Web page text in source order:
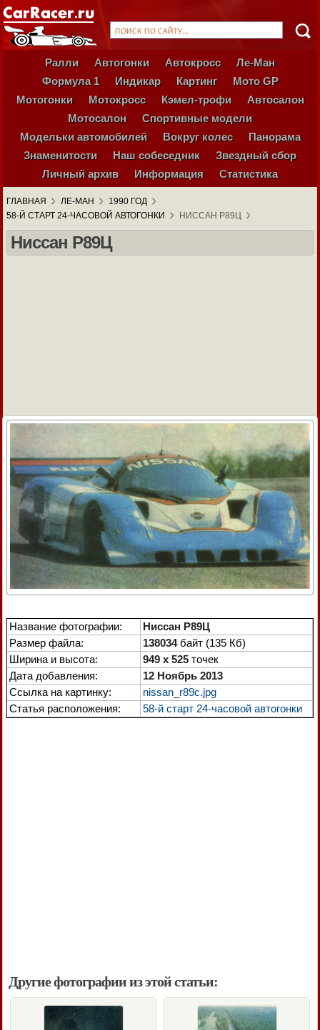
Ралли Автогонки Автокросс
Ле-Ман
Формула 1
Индикар Картинг
Мото GP
Мотогонки
Мотокросс Кэмел-трофи
Автосалон
Мотосалон
Спортивные модели
Модельки автомобилей
Вокруг колес
Панорама
Знаменитости
Наш собеседник
Звездный сбор
Личный архив
Информация Статистика
ГЛАВНАЯ ЛЕ-МАН
1990 ГОД
58-Й СТАРТ 24-ЧАСОВОЙ АВТОГОНКИ
НИССАН Р89Ц
Ниссан Р89Ц
Название фотографии:
Ниссан Р89Ц
Размер файла:
138034байт (135 Кб)
Ширина и высота:
949 x 525 точек
Дата добавления:
12 Ноябрь 2013
Ссылка на картинку:
nissan_r89c.jpg
Статья расположения:
58-й старт 24-часовой автогонки
Другие фотографии из этой статьи: